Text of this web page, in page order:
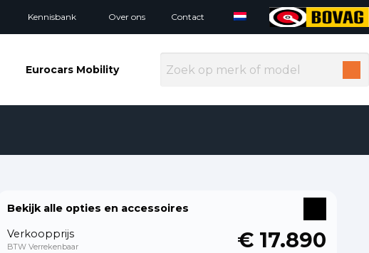
Kennisbank Over ons Contact
Eurocars Mobility
Bekijk alle opties en accessoires
Verkoopprijs
BTW Verrekenbaar € 17.890